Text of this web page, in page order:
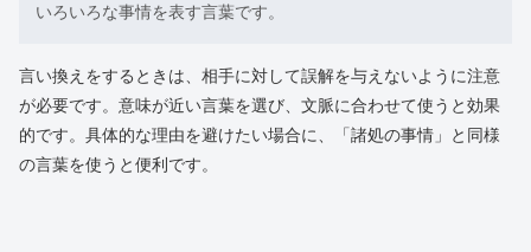
いろいろな事情を表す言葉です。
言い換えをするときは、相手に対して誤解を与えないように注意
が必要です。意味が近い言葉を選び、文脈に合わせて使うと効果
的です。具体的な理由を避けたい場合に、「諸処の事情」と同様
の言葉を使うと便利です。